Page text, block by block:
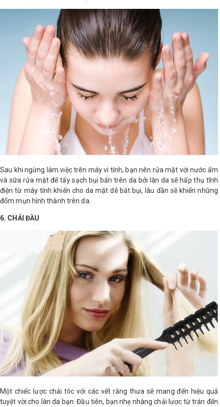
Sau khi ngừng làm việc trên máy vi tính, bạn nên rửa mặt với nước ấm
và sữa rửa mặt để tẩy sạch bụi bẩn trên da bởi làn da sẽ hấp thụ tĩnh
điện từ máy tính khiến cho da mặt dễ bắt bụi, lâu dần sẽ khiến những
đốm mụn hình thành trên da.
6. CHẢI ĐẦU
Một chiếc lược chải tóc với các vết răng thưa sẽ mang đến hiệu quả
tuyệt vời cho làn da bạn. Đầu tiên, bạn nhẹ nhàng chải lược từ trán đến